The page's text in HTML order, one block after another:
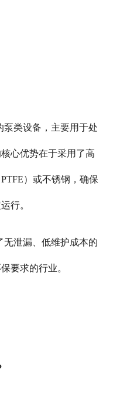
泵类设备，主要用于处
心优势在于采用了高
）或不锈钢，确保
行。
无泄漏、低维护成本的
要求的行业。